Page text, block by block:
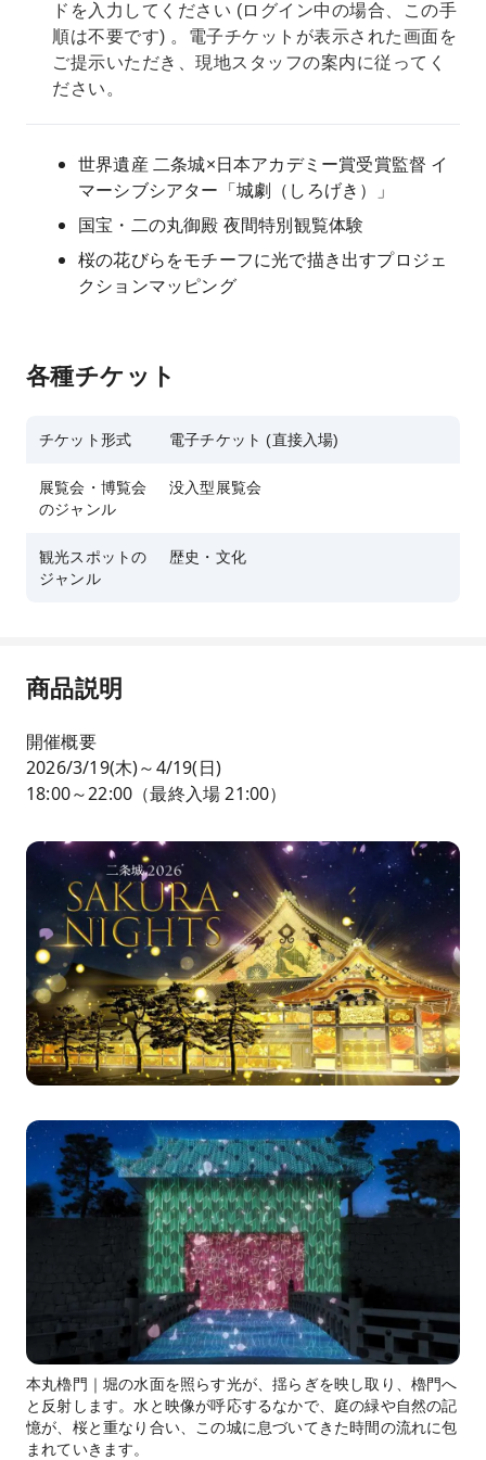
ドを入力してください (ログイン中の場合、この手
順は不要です) 。電子チケットが表示された画面を
ご提示いただき、現地スタッフの案内に従ってく
ださい。
世界遺産 二条城×日本アカデミー賞受賞監督 イ
マーシブシアター「城劇（しろげき）」
国宝・二の丸御殿 夜間特別観覧体験
桜の花びらをモチーフに光で描き出すプロジェ
クションマッピング
各種チケット
チケット形式 電子チケット (直接入場)
展覧会・博覧会
のジャンル
没入型展覧会
観光スポットの
ジャンル
歴史・文化
商品説明
開催概要
2026/3/19(木)～4/19(日)
18:00～22:00（最終入場 21:00）
本丸櫓門｜堀の水面を照らす光が、揺らぎを映し取り、櫓門へ
と反射します。水と映像が呼応するなかで、庭の緑や自然の記
憶が、桜と重なり合い、この城に息づいてきた時間の流れに包
まれていきます。